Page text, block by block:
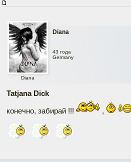
Diana
Diana
43 года
Germany
Tatjana Dick
конечно, забирай !!! ,